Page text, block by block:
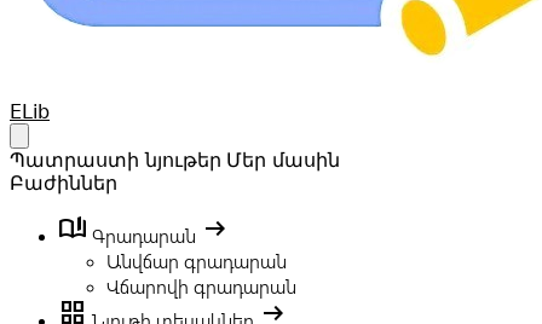
Your Company
ELib
Պատրաստի նյութեր Մեր մասին
Բաժիններ
book_ribbon Գրադարան arrow_right_alt
Անվճար գրադարան
Վճարովի գրադարան
grid_view arrow_right_alt